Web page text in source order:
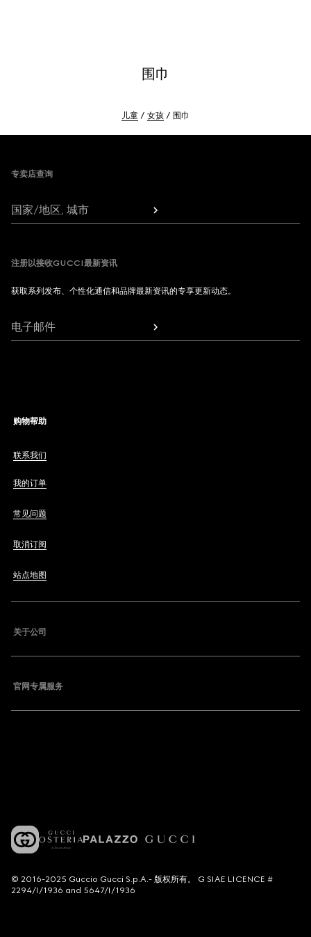
围巾
儿童 女孩 围巾
专卖店查询
国家/地区, 城市
注册以接收GUCCI最新资讯
获取系列发布、个性化通信和品牌最新资讯的专享更新动态。
电子邮件
购物帮助
联系我们
我的订单
常见问题
取消订阅
站点地图
关于公司
官网专属服务
© 2016-2025 Guccio Gucci S.p.A.- 版权所有。 G SIAE LICENCE #
2294/I/1936 and 5647/I/1936